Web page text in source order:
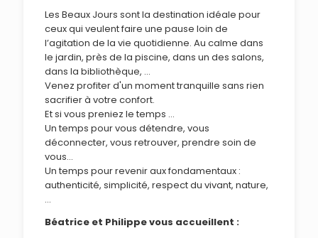
Les Beaux Jours sont la destination idéale pour
ceux qui veulent faire une pause loin de
l’agitation de la vie quotidienne. Au calme dans
le jardin, près de la piscine, dans un des salons,
dans la bibliothèque, ...
Venez profiter d'un moment tranquille sans rien
sacrifier à votre confort.
Et si vous preniez le temps ...
Un temps pour vous détendre, vous
déconnecter, vous retrouver, prendre soin de
vous...
Un temps pour revenir aux fondamentaux :
authenticité, simplicité, respect du vivant, nature,
...
Béatrice et Philippe vous accueillent :